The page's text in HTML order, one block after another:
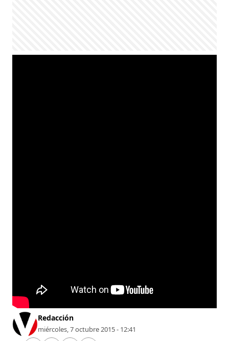
Redacción
miércoles, 7 octubre 2015 - 12:41